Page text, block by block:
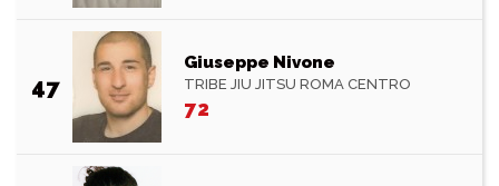
47
Giuseppe Nivone
TRIBE JIU JITSU ROMA CENTRO
72